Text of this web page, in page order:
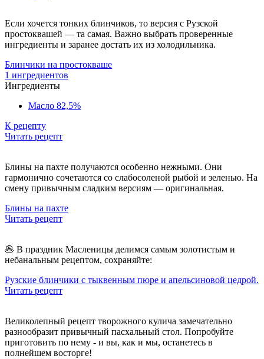
Если хочется тонких блинчиков, то версия с Рузской
простоквашей — та самая. Важно выбрать проверенные
ингредиенты и заранее достать их из холодильника.
Блинчики на простокваше
1 ингредиентов
Ингредиенты
Масло 82,5%
К рецепту
Читать рецепт
Блины на пахте получаются особенно нежными. Они
гармонично сочетаются со слабосоленой рыбой и зеленью. На
смену привычным сладким версиям — оригинальная.
Блины на пахте
Читать рецепт
🥞 В праздник Масленицы делимся самым золотистым и
небанальным рецептом, сохраняйте:
Рузские блинчики с тыквенным пюре и апельсиновой цедрой.
Читать рецепт
Великолепный рецепт творожного кулича замечательно
разнообразит привычный пасхальный стол. Попробуйте
приготовить по нему - и вы, как и мы, останетесь в
полнейшем восторге!